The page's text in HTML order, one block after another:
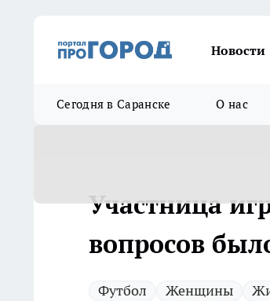
Новости
Сегодня в Саранске О нас
Участница
вопросов
Футбол Женщины